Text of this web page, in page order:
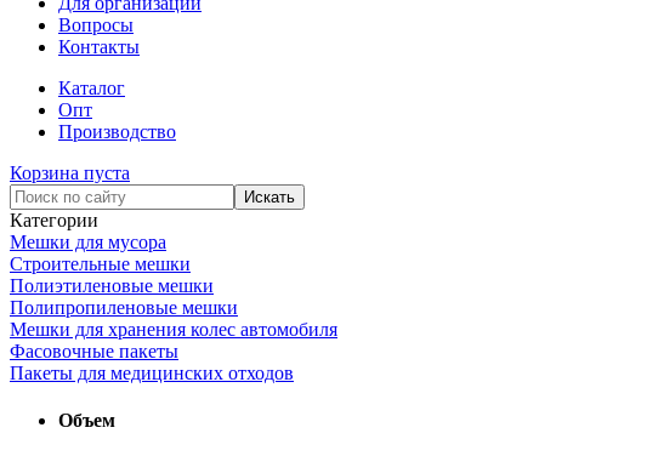
Вопросы
Контакты
Каталог
Опт
Производство
Корзина пуста
Категории
Мешки для мусора
Строительные мешки
Полиэтиленовые мешки
Полипропиленовые мешки
Мешки для хранения колес автомобиля
Фасовочные пакеты
Пакеты для медицинских отходов
Объем